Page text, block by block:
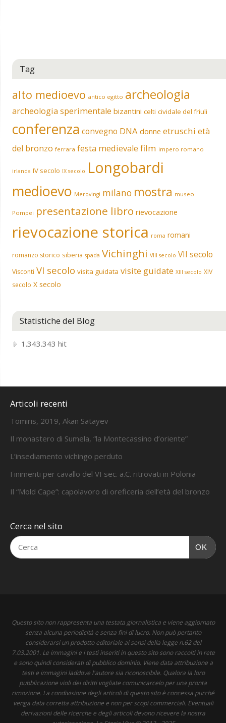
Tag
alto medioevo antico egitto archeologia
archeologia sperimentale bizantini celti cividale del friuli
conferenza convegno DNA donne etruschi età
del bronzo ferrara festa medievale film impero romano
irlanda IV secolo IX secolo Longobardi
medioevo Merovingi milano mostra museo
Pompei presentazione libro rievocazione
rievocazione storica roma romani
romanzo storico siberia spada Vichinghi VIII secolo VII secolo
Visconti VI secolo visita guidata visite guidate XIII secolo XIV
secolo X secolo
Statistiche del Blog
1.343.343 hit
Articoli recenti
Tomiris, 2019, Akan Satayev
Il monastero di Sumela, “la Montecassino d’oriente”
L’insediamento vichingo perduto
Finimenti per cavallo del VI sec. a.C. ritrovati in Polonia
Il “Mold Cape”: capolavoro di oreficeria dell’età del bronzo
Cerca nel sito
OK
Questo sito non rappresenta una testata giornalistica e viene aggiornato
senza alcuna periodicità e senza fini di lucro. Non può pertanto
considerarsi un prodotto editoriale ai sensi della legge n.62 del
7.03.2001. Le immagini e i testi inseriti in questo sito sono raccolti in rete
e sono quindi considerati di pubblico dominio. Viene data attribuzione a
testi e immagini laddove l'autore sia riconoscibile. Qualora la loro
pubblicazione violi dei diritti vogliate comunicarcelo per una pronta
rimozione. La condivisione degli articoli di questo sito è concessa purché
venga data corretta attribuzione e non per scopi commerciali. Eventuali
derivazioni delle ricerche e degli articoli devono ricevere la nostra